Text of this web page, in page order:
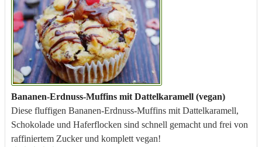
Bananen-Erdnuss-Muffins mit Dattelkaramell (vegan)
Diese fluffigen Bananen-Erdnuss-Muffins mit Dattelkaramell,
Schokolade und Haferflocken sind schnell gemacht und frei von
raffiniertem Zucker und komplett vegan!